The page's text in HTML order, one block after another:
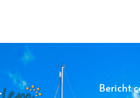
Bericht